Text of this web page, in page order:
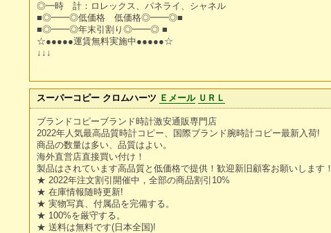
◎━時 計：ロレックス、パネライ、シャネル
■◎━━◎低価格 低価格◎━━◎■
■◎━━◎年末引割り◎━━◎ ■
☆●●●●●運賃無料実施中●●●●●☆
↓↓↓
スーパーコピー クロムハーツ Ｅメール ＵＲＬ
ブランドコピーブランド時計激安通販専門店
2022年人気最高品質時計コピー、国際ブランド腕時計コピー最新入荷!
商品の数量は多い、品質はよい。
海外直営店直接買い付け！
製品はされています高品質と低価格で提供！歓迎新旧顧客お願いします！
★ 2022年注文割引開催中，全部の商品割引10%
★ 在庫情報随時更新!
★ 実物写真、付属品を完備する。
★ 100%を厳守する。
★ 送料は無料です(日本全国)!